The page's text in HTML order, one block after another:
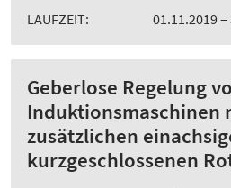
LAUFZEIT:
01.11.2019
Geberlose Regelung
Induktionsmaschinen
zusätzlichen
kurzgeschlossenen